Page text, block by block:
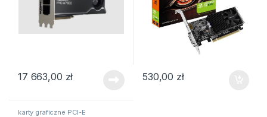
17 663,00 zł 530,00 zł
karty graficzne PCI-E